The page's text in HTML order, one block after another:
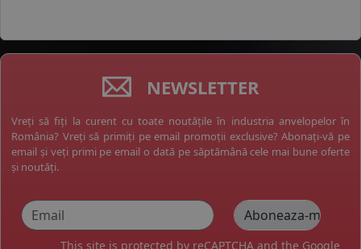
NEWSLETTER
Vreți să fiți la curent cu toate noutățile în industria anvelopelor în
România? Vreți să primiți pe email promoții exclusive? Abonați-vă pe
email și veți primi pe email o dată pe săptămână cele mai bune oferte
și noutăți.
This site is protected by reCAPTCHA and the Google